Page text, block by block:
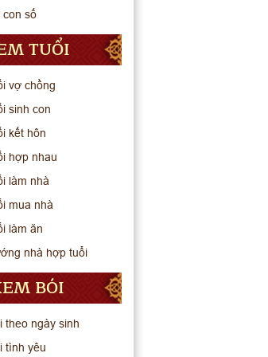
con số
TUỔI
vợ chồng
sinh con
kết hôn
hợp nhau
làm nhà
mua nhà
làm ăn
nhà hợp tuổi
BÓI
theo ngày sinh
tình yêu